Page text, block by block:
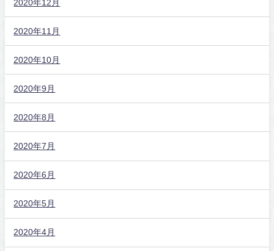
2020年12月
2020年11月
2020年10月
2020年9月
2020年8月
2020年7月
2020年6月
2020年5月
2020年4月